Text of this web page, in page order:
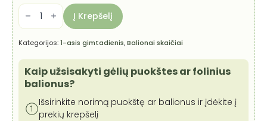
produkto
kiekis:
Helio
balionas
-
Sidabrinis
skaičius
1
Į Krepšelį
Kategorijos:1-asis gimtadienis,Balionai skaičiai
Kaip užsisakyti gėlių puokštes ar folinius
balionus?
Išsirinkite norimą puokštę ar balionus ir įdėkite į
prekių krepšelį